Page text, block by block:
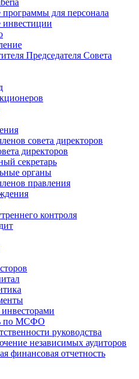
для персонала
Председателя Совета
совета директоров
директоров
секретарь
органы
правления
контроля
по МСФО
руководства
независимых аудиторов
финансовая отчетность